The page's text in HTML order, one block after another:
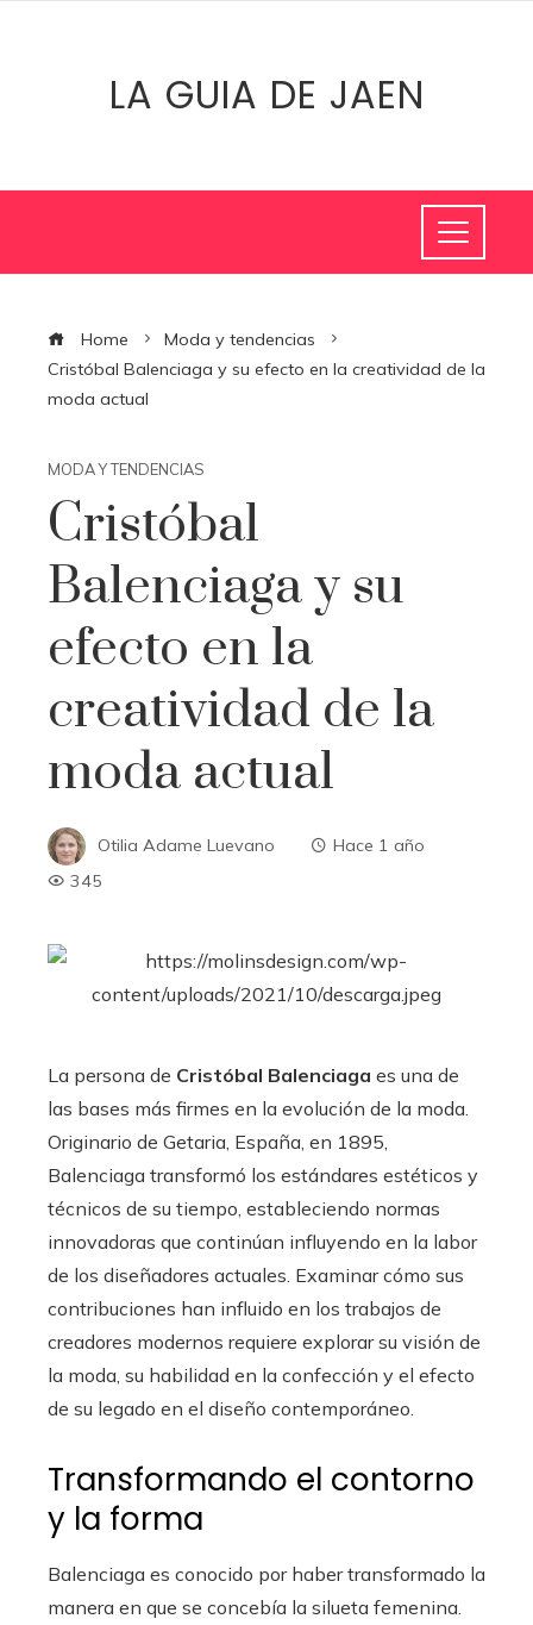
LA GUIA DE JAEN
Home
Moda y tendencias
Cristóbal Balenciaga y su efecto en la creatividad de la
moda actual
MODA Y TENDENCIAS
Cristóbal
Balenciaga y su
efecto en la
creatividad de la
moda actual
Otilia Adame Luevano
Hace 1 año
345
La persona de Cristóbal Balenciaga es una de
las bases más firmes en la evolución de la moda.
Originario de Getaria, España, en 1895,
Balenciaga transformó los estándares estéticos y
técnicos de su tiempo, estableciendo normas
innovadoras que continúan influyendo en la labor
de los diseñadores actuales. Examinar cómo sus
contribuciones han influido en los trabajos de
creadores modernos requiere explorar su visión de
la moda, su habilidad en la confección y el efecto
de su legado en el diseño contemporáneo.
Transformando el contorno
y la forma
Balenciaga es conocido por haber transformado la
manera en que se concebía la silueta femenina.